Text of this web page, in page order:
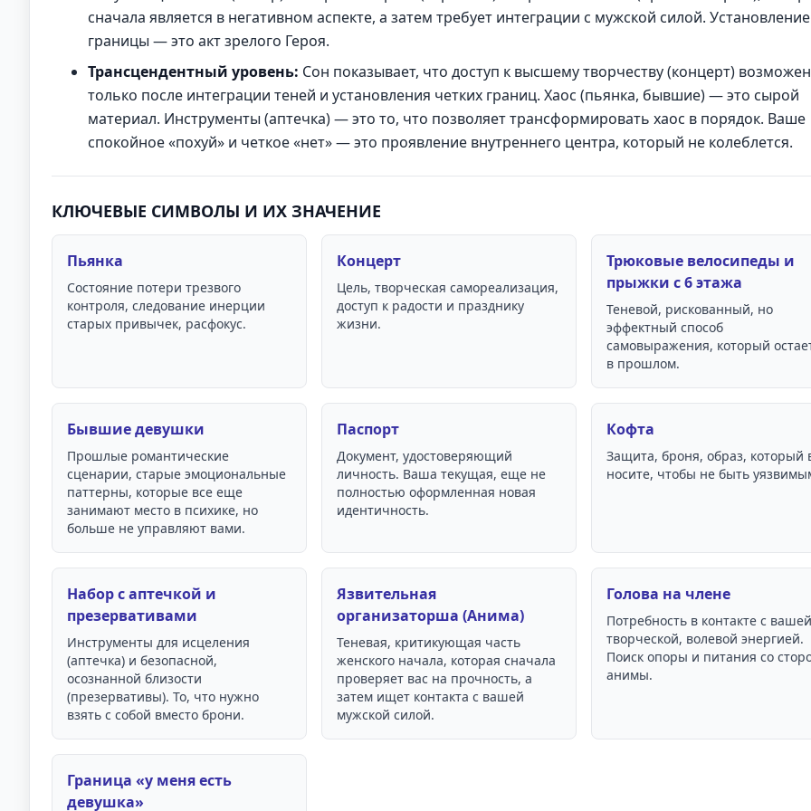
сначала является в негативном аспекте, а затем требует интеграции с мужской силой. Установление
границы — это акт зрелого Героя.
Трансцендентный уровень: Сон показывает, что доступ к высшему творчеству (концерт) возможен
только после интеграции теней и установления четких границ. Хаос (пьянка, бывшие) — это сырой
материал. Инструменты (аптечка) — это то, что позволяет трансформировать хаос в порядок. Ваше
спокойное «похуй» и четкое «нет» — это проявление внутреннего центра, который не колеблется.
КЛЮЧЕВЫЕ СИМВОЛЫ И ИХ ЗНАЧЕНИЕ
Пьянка
Состояние потери трезвого
контроля, следование инерции
старых привычек, расфокус.
Концерт
Цель, творческая самореализация,
доступ к радости и празднику
жизни.
Трюковые велосипеды и
прыжки с 6 этажа
Теневой, рискованный, но
эффектный способ
самовыражения, который
в прошлом.
Бывшие девушки
Прошлые романтические
сценарии, старые эмоциональные
паттерны, которые все еще
занимают место в психике, но
больше не управляют вами.
Паспорт
Документ, удостоверяющий
личность. Ваша текущая, еще не
полностью оформленная новая
идентичность.
Кофта
Защита, броня, образ, который
носите, чтобы не быть
Набор с аптечкой и
презервативами
Инструменты для исцеления
(аптечка) и безопасной,
осознанной близости
(презервативы). То, что нужно
взять с собой вместо брони.
Язвительная
организаторша (Анима)
Теневая, критикующая часть
женского начала, которая сначала
проверяет вас на прочность, а
затем ищет контакта с вашей
мужской силой.
Голова на члене
Потребность в контакте с вашей
творческой, волевой энергией.
Поиск опоры и питания со
анимы.
Граница «у меня есть
девушка»